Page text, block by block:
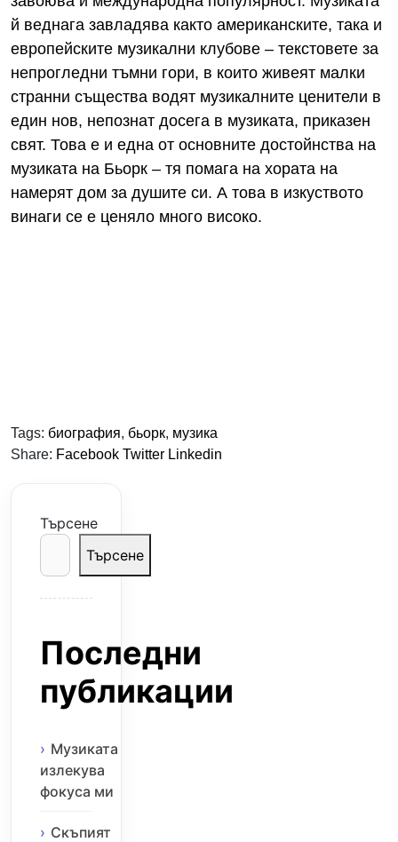
й веднага завладява както американските, така и
европейските музикални клубове – текстовете за
непрогледни тъмни гори, в които живеят малки
странни същества водят музикалните ценители в
един нов, непознат досега в музиката, приказен
свят. Това е и една от основните достойнства на
музиката на Бьорк – тя помага на хората на
намерят дом за душите си. А това в изкуството
винаги се е ценяло много високо.
Tags: биография, бьорк, музика
Share: Facebook Twitter Linkedin
Търсене
Търсене
Последни
публикации
Музиката
излекува
фокуса ми
Скъпият